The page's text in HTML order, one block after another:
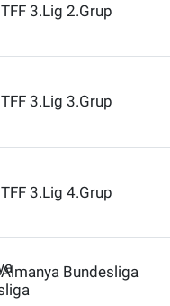
TFF 3.Lig 2.Grup
TFF 3.Lig 3.Grup
TFF 3.Lig 4.Grup
Almanya Bundesliga